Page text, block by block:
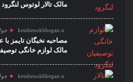
مالک تالار لوتوس
ketabenokhbegan.ir جولای
مصاحبه نخبگان تایمز با
مالک لوازم خانگی
ketabenokhbegan.ir جولای